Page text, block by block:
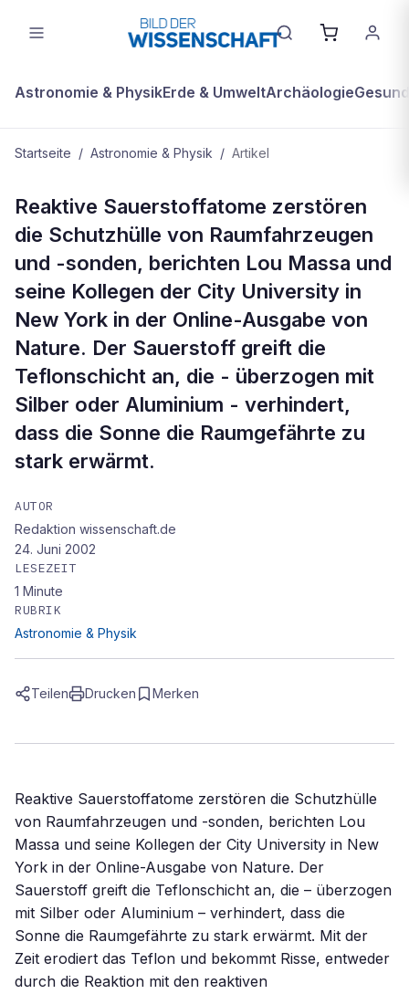
Astronomie & PhysikErde & UmweltArchäologie
Startseite / Astronomie & Physik / Artikel
Sauerstoffatome gefährden
Raumsonden
Reaktive Sauerstoffatome zerstören
die Schutzhülle von Raumfahrzeugen
und -sonden, berichten Lou Massa und
seine Kollegen der City University in
New York in der Online-Ausgabe von
Nature. Der Sauerstoff greift die
Teflonschicht an, die - überzogen mit
Silber oder Aluminium - verhindert,
dass die Sonne die Raumgefährte zu
stark erwärmt.
AUTOR
Redaktion wissenschaft.de
24. Juni 2002
LESEZEIT
1 Minute
RUBRIK
Astronomie & Physik
Teilen Drucken Merken
Reaktive Sauerstoffatome zerstören die Schutzhülle
von Raumfahrzeugen und -sonden, berichten Lou
Massa und seine Kollegen der City University in New
York in der Online-Ausgabe von Nature. Der
Sauerstoff greift die Teflonschicht an, die – überzogen
mit Silber oder Aluminium – verhindert, dass die
Sonne die Raumgefährte zu stark erwärmt. Mit der
Zeit erodiert das Teflon und bekommt Risse, entweder
durch die Reaktion mit den reaktiven